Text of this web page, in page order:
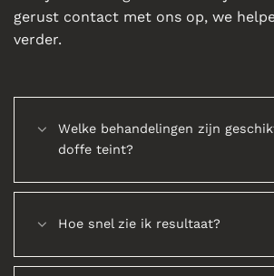
gerust contact met ons op, we
verder.
Welke behandelingen zijn
doffe teint?
Hoe snel zie ik resultaat?